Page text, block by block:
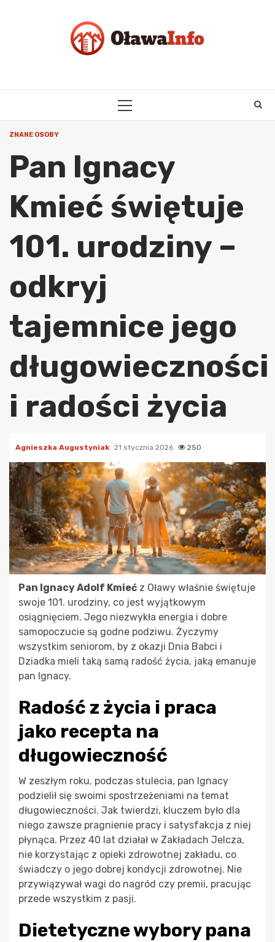
PRIMARY
ZNANE OSOBY
Pan Ignacy
Kmieć świętuje
101. urodziny –
odkryj
tajemnice jego
długowieczności
i radości życia
Agnieszka Augustyniak 21 stycznia 2026 250
Pan Ignacy Adolf Kmieć z Oławy właśnie świętuje
swoje 101. urodziny, co jest wyjątkowym
osiągnięciem. Jego niezwykła energia i dobre
samopoczucie są godne podziwu. Życzymy
wszystkim seniorom, by z okazji Dnia Babci i
Dziadka mieli taką samą radość życia, jaką emanuje
pan Ignacy.
Radość z życia i praca
jako recepta na
długowieczność
W zeszłym roku, podczas stulecia, pan Ignacy
podzielił się swoimi spostrzeżeniami na temat
długowieczności. Jak twierdzi, kluczem było dla
niego zawsze pragnienie pracy i satysfakcja z niej
płynąca. Przez 40 lat działał w Zakładach Jelcza,
nie korzystając z opieki zdrowotnej zakładu, co
świadczy o jego dobrej kondycji zdrowotnej. Nie
przywiązywał wagi do nagród czy premii, pracując
przede wszystkim z pasji.
Dietetyczne wybory pana